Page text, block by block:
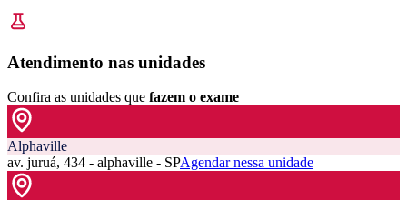
Atendimento nas unidades
Confira as unidades que fazem o exame
Alphaville
av. juruá, 434 - alphaville - SPAgendar nessa unidade